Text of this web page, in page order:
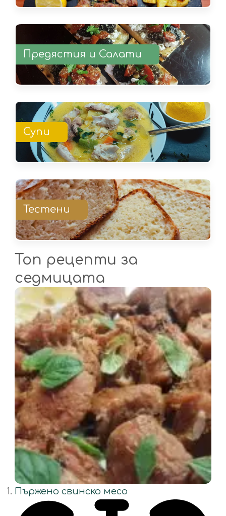
Предястия и Салати
Супи
Тестени
Топ рецепти за
седмицата
Пържено свинско месо